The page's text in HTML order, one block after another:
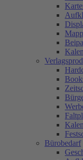
Bürobedarf